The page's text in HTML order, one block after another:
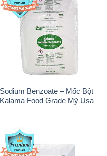
Sodium Benzoate – Mốc Bột
Kalama Food Grade Mỹ Usa